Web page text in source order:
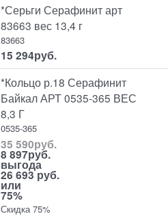
*Серьги Серафинит арт
83663 вес 13,4 г
83663
15 294руб.
*Кольцо р.18 Серафинит
Байкал АРТ 0535-365 ВЕС
8,3 Г
0535-365
35 590руб.
8 897руб.
выгода
26 693 руб.
или
75%
Скидка 75%